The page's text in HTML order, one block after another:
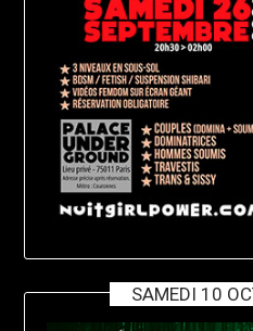
SAMEDI 10